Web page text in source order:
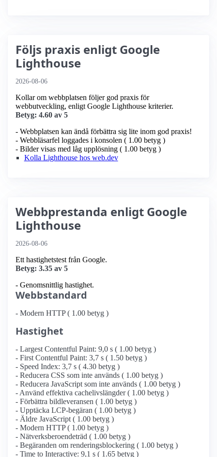
Följs praxis enligt Google
Lighthouse
2026-08-06
Kollar om webbplatsen följer god praxis för
webbutveckling, enligt Google Lighthouse kriterier.
Betyg: 4.60 av 5
- Webbplatsen kan ändå förbättra sig lite inom god praxis!
- Webbläsarfel loggades i konsolen ( 1.00 betyg )
- Bilder visas med låg upplösning ( 1.00 betyg )
Kolla Lighthouse hos web.dev
Webbprestanda enligt Google
Lighthouse
2026-08-06
Ett hastighetstest från Google.
Betyg: 3.35 av 5
- Genomsnittlig hastighet.
Webbstandard
- Modern HTTP ( 1.00 betyg )
Hastighet
- Largest Contentful Paint: 9,0 s ( 1.00 betyg )
- First Contentful Paint: 3,7 s ( 1.50 betyg )
- Speed Index: 3,7 s ( 4.30 betyg )
- Reducera CSS som inte används ( 1.00 betyg )
- Reducera JavaScript som inte används ( 1.00 betyg )
- Använd effektiva cachelivslängder ( 1.00 betyg )
- Förbättra bildleveransen ( 1.00 betyg )
- Upptäcka LCP-begäran ( 1.00 betyg )
- Äldre JavaScript ( 1.00 betyg )
- Modern HTTP ( 1.00 betyg )
- Nätverksberoendeträd ( 1.00 betyg )
- Begäranden om renderingsblockering ( 1.00 betyg )
- Time to Interactive: 9,1 s ( 1.65 betyg )